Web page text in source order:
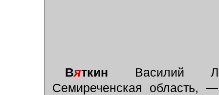
Вяткин Василий
Семиреченская область,